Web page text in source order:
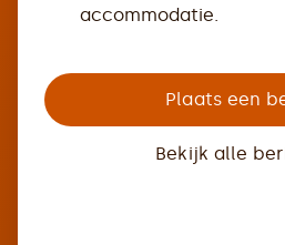
accommodatie.
Plaats een
Bekijk alle